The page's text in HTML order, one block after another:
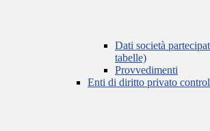
Dati società
tabelle)
Provvedimenti
Enti di diritto privato